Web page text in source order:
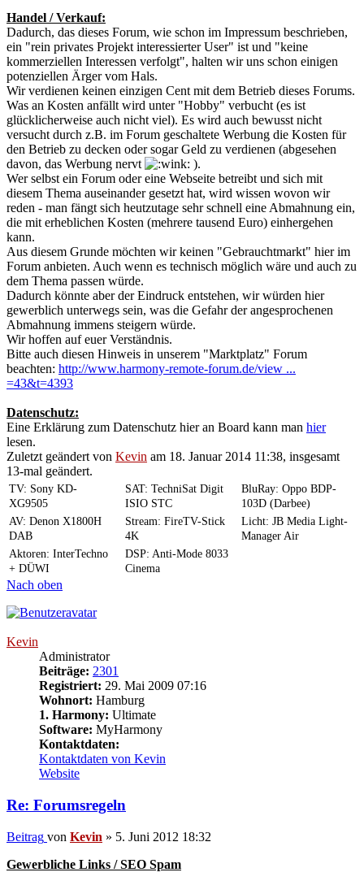
Handel / Verkauf:
Dadurch, das dieses Forum, wie schon im Impressum beschrieben,
ein "rein privates Projekt interessierter User" ist und "keine
kommerziellen Interessen verfolgt", halten wir uns schon einigen
potenziellen Ärger vom Hals.
Wir verdienen keinen einzigen Cent mit dem Betrieb dieses Forums.
Was an Kosten anfällt wird unter "Hobby" verbucht (es ist
glücklicherweise auch nicht viel). Es wird auch bewusst nicht
versucht durch z.B. im Forum geschaltete Werbung die Kosten für
den Betrieb zu decken oder sogar Geld zu verdienen (abgesehen
davon, das Werbung nervt
).
Wer selbst ein Forum oder eine Webseite betreibt und sich mit
diesem Thema auseinander gesetzt hat, wird wissen wovon wir
reden - man fängt sich heutzutage sehr schnell eine Abmahnung ein,
die mit erheblichen Kosten (mehrere tausend Euro) einhergehen
kann.
Aus diesem Grunde möchten wir keinen "Gebrauchtmarkt" hier im
Forum anbieten. Auch wenn es technisch möglich wäre und auch zu
dem Thema passen würde.
Dadurch könnte aber der Eindruck entstehen, wir würden hier
gewerblich unterwegs sein, was die Gefahr der angesprochenen
Abmahnung immens steigern würde.
Wir hoffen auf euer Verständnis.
Bitte auch diesen Hinweis in unserem "Marktplatz" Forum
beachten: http://www.harmony-remote-forum.de/view ...
=43&t=4393
Datenschutz:
Eine Erklärung zum Datenschutz hier an Board kann man hier
lesen.
Zuletzt geändert von Kevin am 18. Januar 2014 11:38, insgesamt
13-mal geändert.
TV: Sony KD-
XG9505
SAT: TechniSat Digit
ISIO STC
BluRay: Oppo BDP-
103D (Darbee)
AV: Denon X1800H
DAB
Stream: FireTV-Stick
4K
Licht: JB Media Light-
Manager Air
Aktoren: InterTechno
+ DÜWI
DSP: Anti-Mode 8033
Cinema
Nach oben
Kevin
Administrator
Beiträge: 2301
Registriert: 29. Mai 2009 07:16
Wohnort: Hamburg
1. Harmony: Ultimate
Software: MyHarmony
Kontaktdaten:
Kontaktdaten von Kevin
Website
Re: Forumsregeln
Beitrag von Kevin » 5. Juni 2012 18:32
Gewerbliche Links / SEO Spam